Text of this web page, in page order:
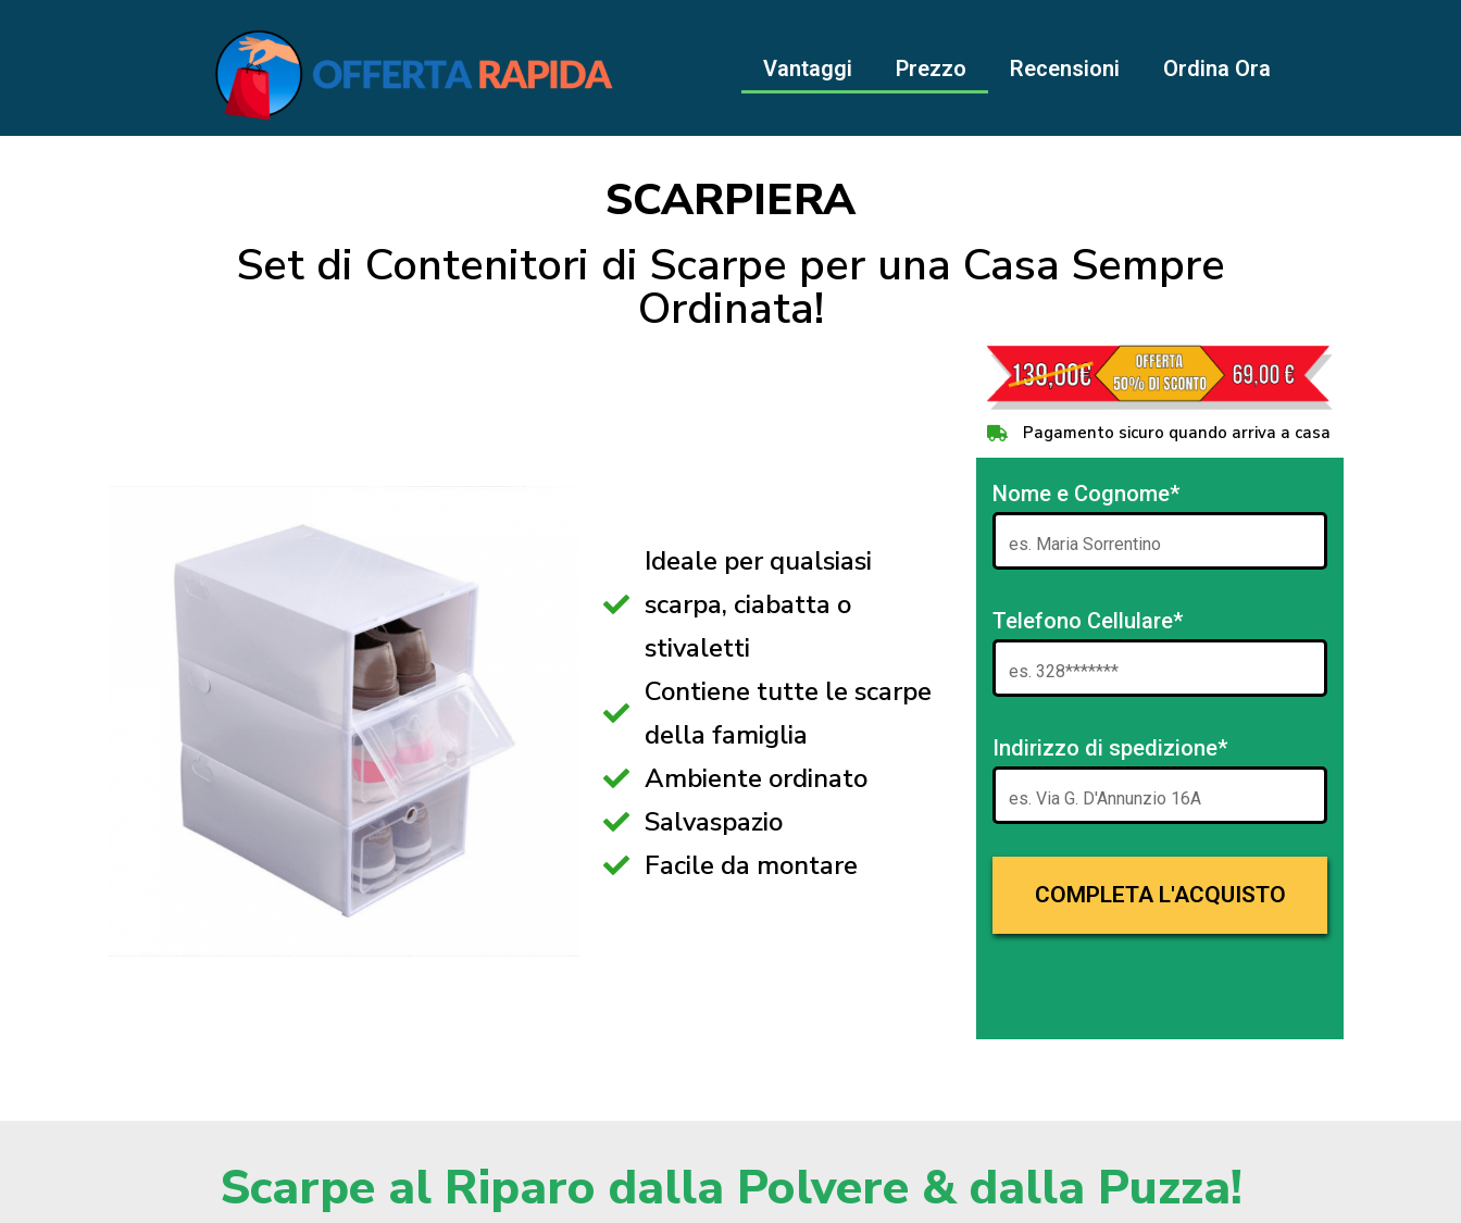
Vantaggi Prezzo Recensioni Ordina Ora
SCARPIERA
Set di Contenitori di Scarpe per una Casa Sempre
Ordinata!
Ideale per qualsiasi
scarpa, ciabatta o
stivaletti
Contiene tutte le scarpe
della famiglia
Ambiente ordinato
Salvaspazio
Facile da montare
Pagamento sicuro quando arriva a casa
Nome e Cognome*
Telefono Cellulare*
Indirizzo di spedizione*
Scarpe al Riparo dalla Polvere & dalla Puzza!